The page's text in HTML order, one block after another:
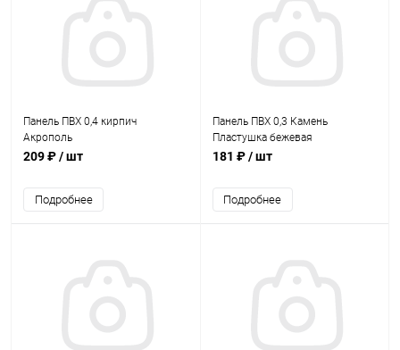
Панель ПВХ 0,4 кирпич
Акрополь
209 ₽/ шт
Подробнее
Панель ПВХ 0,3 Камень
Пластушка бежевая
181 ₽/ шт
Подробнее